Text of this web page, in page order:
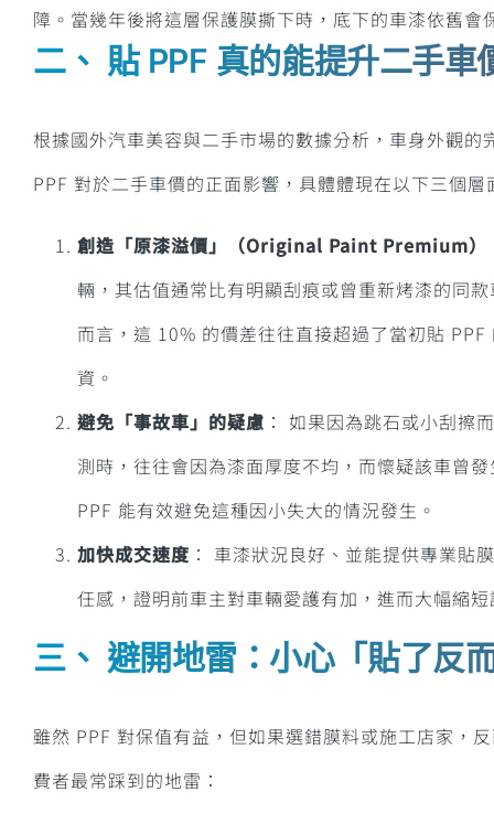
障。 當幾年後將這層保護膜撕下時，底下的車漆依舊
二、 貼 PPF 真的能提升二手車
根據國外汽車美容與二手市場的數據分析，車身外觀
PPF 對於二手車價的正面影響，具體體現在以下三個層
創造「原漆溢價」（Original Paint Premium）
輛，其估值通常比有明顯刮痕或曾重新烤漆的同
而言，這 10% 的價差往往直接超過了當初貼
資。
避免「事故車」的疑慮 ： 如果因為跳石或小刮擦
測時，往往會因為漆面厚度不均，而懷疑該車曾
PPF 能有效避免這種因小失大的情況發生。
加快成交速度： 車漆狀況良好、並能提供專業貼
任感，證明前車主對車輛愛護有加，進而大幅縮
三、 避開地雷：小心「貼了反
雖然 PPF 對保值有益，但如果選錯膜料或施工店家，
費者最常踩到的地雷：